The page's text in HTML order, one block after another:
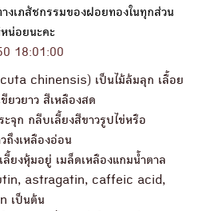
งเภสัชกรรมของฝอยทองในทุกส่วน
น่อยนะคะ
18:01:00
chinensis) เป็นไม้ล้มลุก เลื้อย
ยวยาว สีเหลืองสด
จุก กลีบเลี้ยงสีขาวรูปไข่หรือ
ถึงเหลืองอ่อน
ยงหุ้มอยู่ เมล็ดเหลืองแกมน้ำตาล
astragatin, caffeic acid,
เป็นต้น